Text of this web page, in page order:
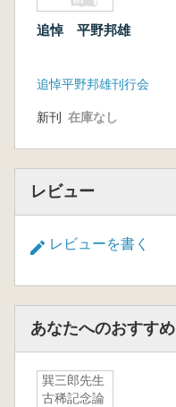
追悼 平野邦雄
追悼平野邦雄刊行会
新刊 在庫なし
レビュー
レビューを書く
あなたへのおすすめ
巽三郎先生
古稀記念論